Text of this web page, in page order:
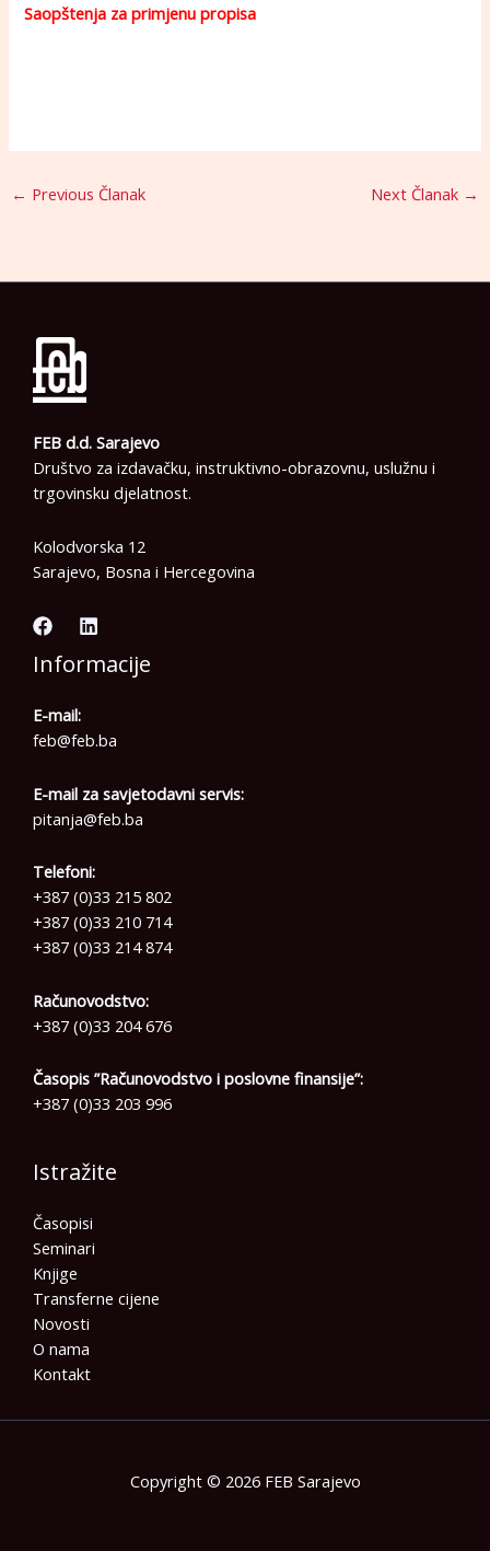
Saopštenja za primjenu propisa
← Previous Članak Next Članak →
FEB d.d. Sarajevo
Društvo za izdavačku, instruktivno-obrazovnu, uslužnu i
trgovinsku djelatnost.
Kolodvorska 12
Sarajevo, Bosna i Hercegovina
Informacije
E-mail:
feb@feb.ba
E-mail za savjetodavni servis:
pitanja@feb.ba
Telefoni:
+387 (0)33 215 802
+387 (0)33 210 714
+387 (0)33 214 874
Računovodstvo:
+387 (0)33 204 676
Časopis ”Računovodstvo i poslovne finansije”:
+387 (0)33 203 996
Istražite
Časopisi
Seminari
Knjige
Transferne cijene
Novosti
O nama
Kontakt
Copyright © 2026 FEB Sarajevo